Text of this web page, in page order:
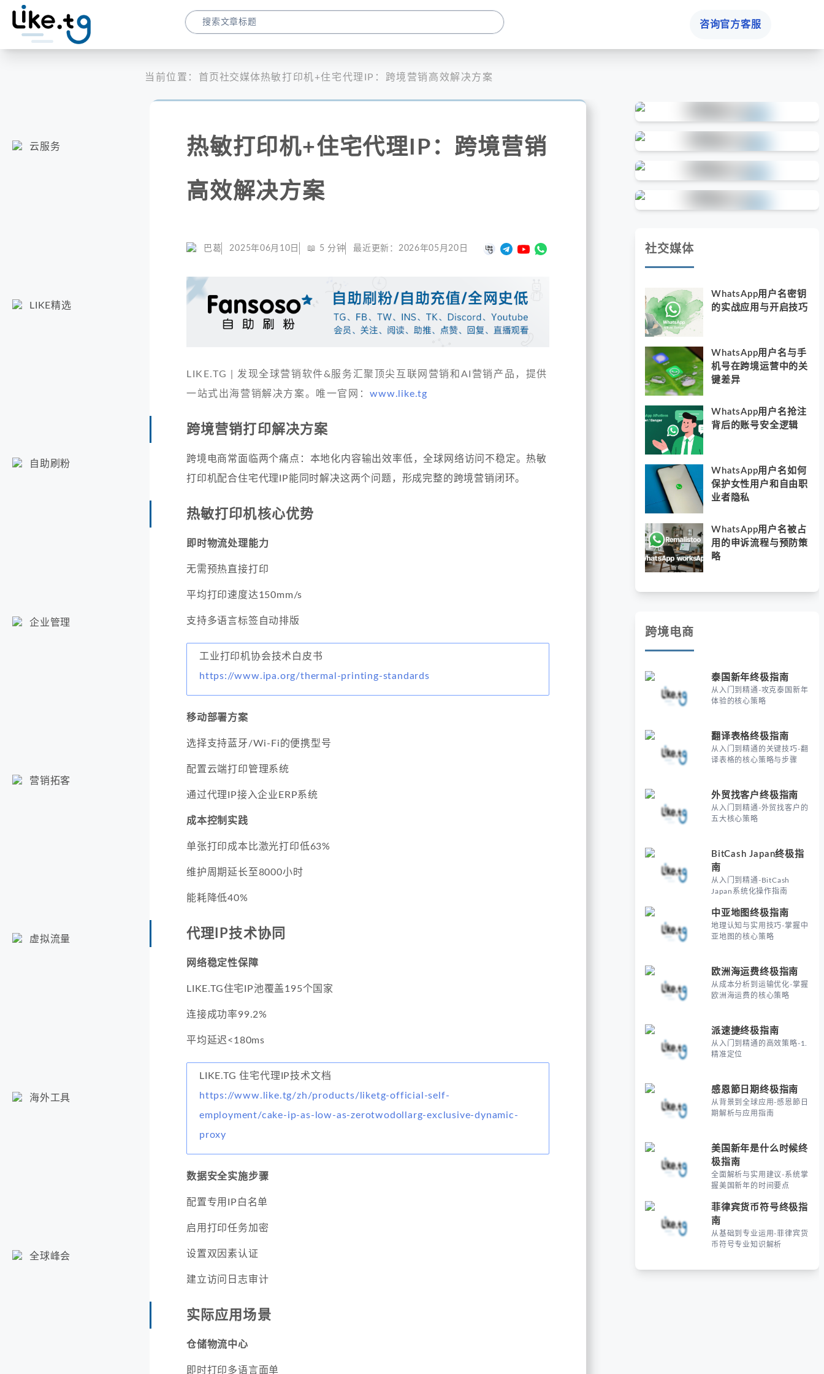
咨询官方客服
云服务
LIKE精选
自助刷粉
企业管理
营销拓客
虚拟流量
海外工具
全球峰会
当前位置： 首页社交媒体热敏打印机+住宅代理IP：跨境营销高效解决方案
热敏打印机+住宅代理IP：跨境营销
高效解决方案
巴葛 2025年06月10日 📖 5 分钟 最近更新： 2026年05月20日
LIKE.TG | 发现全球营销软件&服务汇聚顶尖互联网营销和AI营销产品，提供
一站式出海营销解决方案。唯一官网：www.like.tg
跨境营销打印解决方案
跨境电商常面临两个痛点：本地化内容输出效率低，全球网络访问不稳定。热敏
打印机配合住宅代理IP能同时解决这两个问题，形成完整的跨境营销闭环。
热敏打印机核心优势
即时物流处理能力
无需预热直接打印
平均打印速度达150mm/s
支持多语言标签自动排版
工业打印机协会技术白皮书
https://www.ipa.org/thermal-printing-standards
移动部署方案
选择支持蓝牙/Wi-Fi的便携型号
配置云端打印管理系统
通过代理IP接入企业ERP系统
成本控制实践
单张打印成本比激光打印低63%
维护周期延长至8000小时
能耗降低40%
代理IP技术协同
网络稳定性保障
LIKE.TG住宅IP池覆盖195个国家
连接成功率99.2%
平均延迟<180ms
LIKE.TG 住宅代理IP技术文档
https://www.like.tg/zh/products/liketg-official-self-
employment/cake-ip-as-low-as-zerotwodollarg-exclusive-dynamic-
proxy
数据安全实施步骤
配置专用IP白名单
启用打印任务加密
设置双因素认证
建立访问日志审计
实际应用场景
仓储物流中心
即时打印多语言面单
社交媒体
WhatsApp用户名密钥
的实战应用与开启技巧
WhatsApp用户名与手
机号在跨境运营中的关
键差异
WhatsApp用户名抢注
背后的账号安全逻辑
WhatsApp用户名如何
保护女性用户和自由职
业者隐私
WhatsApp用户名被占
用的申诉流程与预防策
略
跨境电商
泰国新年终极指南
从入门到精通-攻克泰国新年
体验的核心策略
翻译表格终极指南
从入门到精通的关键技巧-翻
译表格的核心策略与步骤
外贸找客户终极指南
从入门到精通-外贸找客户的
五大核心策略
BitCash Japan终极指
南
从入门到精通-BitCash
Japan系统化操作指南
中亚地图终极指南
地理认知与实用技巧-掌握中
亚地图的核心策略
欧洲海运费终极指南
从成本分析到运输优化-掌握
欧洲海运费的核心策略
派速捷终极指南
从入门到精通的高效策略-1.
精准定位
感恩節日期终极指南
从背景到全球应用-感恩節日
期解析与应用指南
美国新年是什么时候终
极指南
全面解析与实用建议-系统掌
握美国新年的时间要点
菲律宾货币符号终极指
南
从基础到专业运用-菲律宾货
币符号专业知识解析